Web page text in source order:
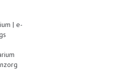
| e-